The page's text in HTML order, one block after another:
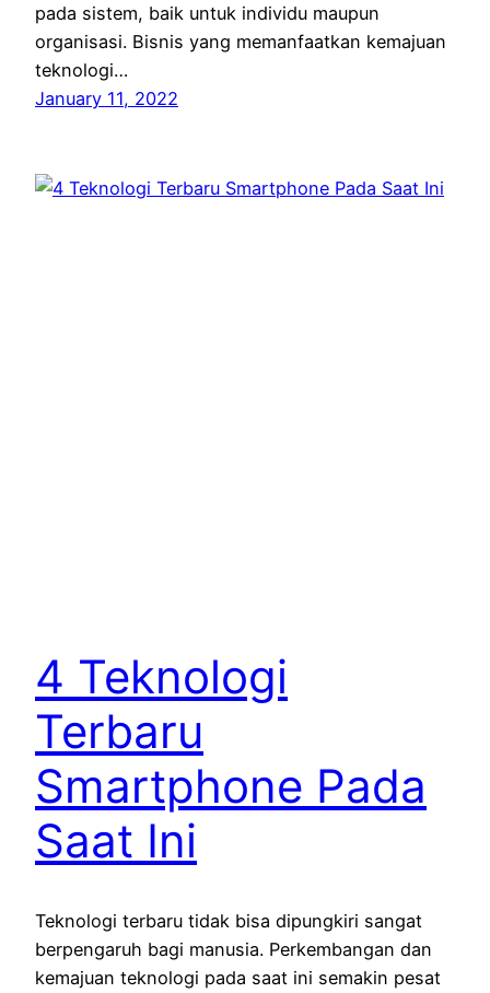
pada sistem, baik untuk individu maupun
organisasi. Bisnis yang memanfaatkan kemajuan
teknologi…
January 11, 2022
4 Teknologi
Terbaru
Smartphone Pada
Saat Ini
Teknologi terbaru tidak bisa dipungkiri sangat
berpengaruh bagi manusia. Perkembangan dan
kemajuan teknologi pada saat ini semakin pesat